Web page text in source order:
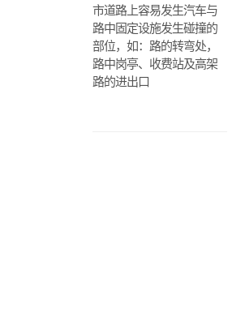
市道路上容易发生汽车与
路中固定设施发生碰撞的
部位，如：路的转弯处，
路中岗亭、收费站及高架
路的进出口